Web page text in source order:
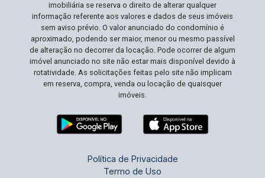
imobiliária se reserva o direito de alterar qualquer
informação referente aos valores e dados de seus imóveis
sem aviso prévio. O valor anunciado do condomínio é
aproximado, podendo ser maior, menor ou mesmo passível
de alteração no decorrer da locação. Pode ocorrer de algum
imóvel anunciado no site não estar mais disponível devido à
rotatividade. As solicitações feitas pelo site não implicam
em reserva, compra, venda ou locação de quaisquer
imóveis.
Política de Privacidade
Termo de Uso